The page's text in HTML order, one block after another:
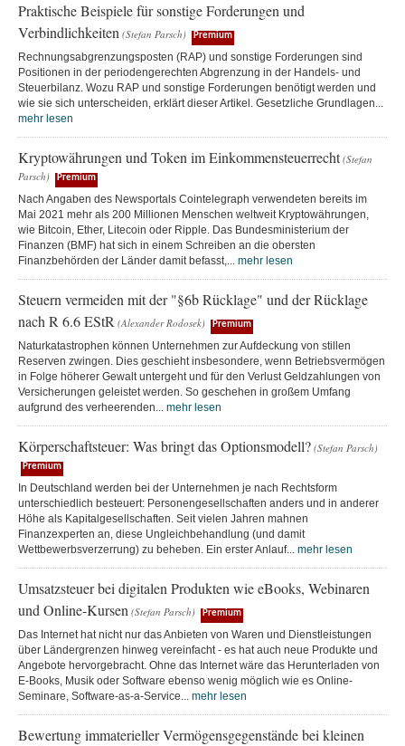
Praktische Beispiele für sonstige Forderungen und
Verbindlichkeiten (Stefan Parsch) Premium
Rechnungsabgrenzungsposten (RAP) und sonstige Forderungen sind
Positionen in der periodengerechten Abgrenzung in der Handels- und
Steuerbilanz. Wozu RAP und sonstige Forderungen benötigt werden und
wie sie sich unterscheiden, erklärt dieser Artikel. Gesetzliche Grundlagen...
mehr lesen
Kryptowährungen und Token im Einkommensteuerrecht (Stefan
Parsch)
Premium
Nach Angaben des Newsportals Cointelegraph verwendeten bereits im
Mai 2021 mehr als 200 Millionen Menschen weltweit Kryptowährungen,
wie Bitcoin, Ether, Litecoin oder Ripple. Das Bundesministerium der
Finanzen (BMF) hat sich in einem Schreiben an die obersten
Finanzbehörden der Länder damit befasst,... mehr lesen
Steuern vermeiden mit der "§6b Rücklage" und der Rücklage
nach R 6.6 EStR (Alexander Rodosek) Premium
Naturkatastrophen können Unternehmen zur Aufdeckung von stillen
Reserven zwingen. Dies geschieht insbesondere, wenn Betriebsvermögen
in Folge höherer Gewalt untergeht und für den Verlust Geldzahlungen von
Versicherungen geleistet werden. So geschehen in großem Umfang
aufgrund des verheerenden... mehr lesen
Körperschaftsteuer: Was bringt das Optionsmodell? (Stefan Parsch)
Premium
In Deutschland werden bei der Unternehmen je nach Rechtsform
unterschiedlich besteuert: Personengesellschaften anders und in anderer
Höhe als Kapitalgesellschaften. Seit vielen Jahren mahnen
Finanzexperten an, diese Ungleichbehandlung (und damit
Wettbewerbsverzerrung) zu beheben. Ein erster Anlauf... mehr lesen
Umsatzsteuer bei digitalen Produkten wie eBooks, Webinaren
und Online-Kursen (Stefan Parsch) Premium
Das Internet hat nicht nur das Anbieten von Waren und Dienstleistungen
über Ländergrenzen hinweg vereinfacht - es hat auch neue Produkte und
Angebote hervorgebracht. Ohne das Internet wäre das Herunterladen von
E-Books, Musik oder Software ebenso wenig möglich wie es Online-
Seminare, Software-as-a-Service... mehr lesen
Bewertung immaterieller Vermögensgegenstände bei kleinen